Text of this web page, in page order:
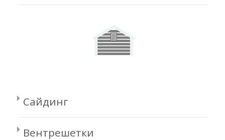
Сайдинг
Вентрешетки